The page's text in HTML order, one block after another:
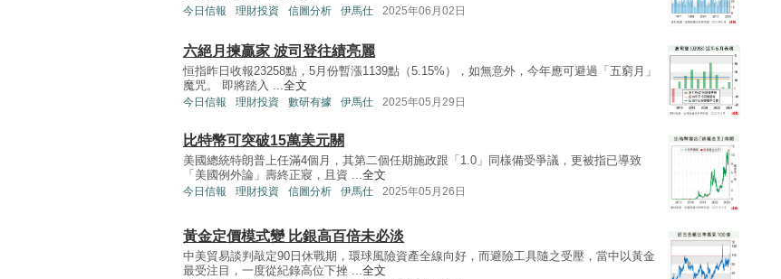
今日信報 理財投資 信圖分析 伊馬仕 2025年06月02日
六絕月揀贏家 波司登往績亮麗
恒指昨日收報23258點，5月份暫漲1139點（5.15%），如無意外，今年應可避過「五窮月」
魔咒。 即將踏入 ...全文
今日信報 理財投資 數研有據 伊馬仕 2025年05月29日
比特幣可突破15萬美元關
美國總統特朗普上任滿4個月，其第二個任期施政跟「1.0」同樣備受爭議，更被指已導致
「美國例外論」壽終正寢，且資 ... 全文
今日信報 理財投資 信圖分析 伊馬仕 2025年05月26日
黃金定價模式變 比銀高百倍未必淡
中美貿易談判敲定90日休戰期，環球風險資產全線向好，而避險工具隨之受壓，當中以黃金
最受注目，一度從紀錄高位下挫 ...全文